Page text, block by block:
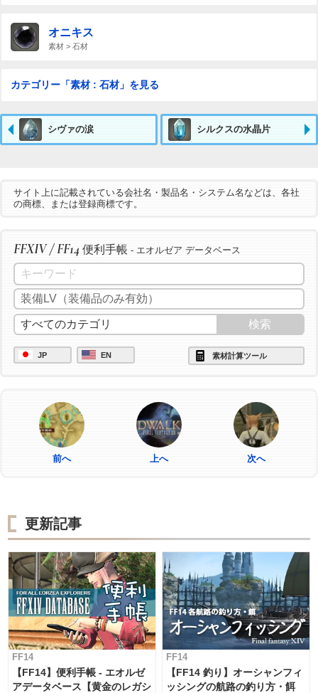
オニキス
素材 > 石材
カテゴリー「素材 : 石材」を見る
シヴァの涙 シルクスの水晶片
サイト上に記載されている会社名・製品名・システム名などは、各社
の商標、または登録商標です。
FFXIV / FF14 便利手帳 - エオルゼア データベース
JP EN 素材計算ツール
前へ 上へ 次へ
更新記事
FF14
【FF14】便利手帳 - エオルゼ
アデータベース【黄金のレガシ
FF14
【FF14 釣り】オーシャンフィ
ッシングの航路の釣り方・餌